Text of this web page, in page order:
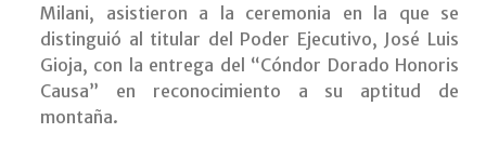
Milani, asistieron a la ceremonia en la que se
distinguió al titular del Poder Ejecutivo, José Luis
Gioja, con la entrega del “Cóndor Dorado Honoris
Causa” en reconocimiento a su aptitud de
montaña.